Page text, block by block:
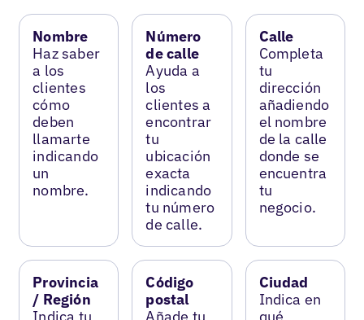
Nombre
Haz saber
a los
clientes
cómo
deben
llamarte
indicando
un
nombre.
Número
de calle
Ayuda a
los
clientes a
encontrar
tu
ubicación
exacta
indicando
tu número
de calle.
Calle
Completa
tu
dirección
añadiendo
el nombre
de la calle
donde se
encuentra
tu
negocio.
Provincia
/ Región
Indica tu
Código
postal
Añade tu
Ciudad
Indica en
qué